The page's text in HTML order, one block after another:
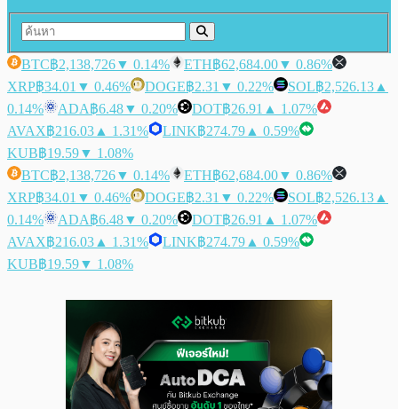
BTC฿2,138,726▼ 0.14% ETH฿62,684.00▼ 0.86%
XRP฿34.01 ▼ 0.46% DOGE฿2.31 ▼ 0.22% SOL฿2,526.13 ▲
0.14%
ADA฿6.48▼ 0.20% DOT฿26.91 ▲ 1.07%
AVAX฿216.03 ▲ 1.31% LINK฿274.79 ▲ 0.59%
KUB฿19.59▼ 1.08%
BTC฿2,138,726▼ 0.14% ETH฿62,684.00▼ 0.86%
XRP฿34.01 ▼ 0.46% DOGE฿2.31 ▼ 0.22% SOL฿2,526.13 ▲
0.14%
ADA฿6.48▼ 0.20% DOT฿26.91 ▲ 1.07%
AVAX฿216.03 ▲ 1.31% LINK฿274.79 ▲ 0.59%
KUB฿19.59▼ 1.08%